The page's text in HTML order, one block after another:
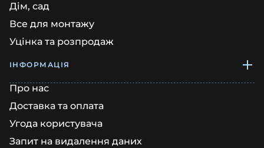
Дім, сад
Все для монтажу
Уцінка та розпродаж
ІНФОРМАЦІЯ
Про нас
Доставка та оплата
Угода користувача
Запит на видалення даних